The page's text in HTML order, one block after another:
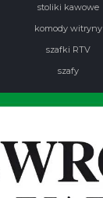
stoliki kawowe
komody witryny
szafki RTV
szafy